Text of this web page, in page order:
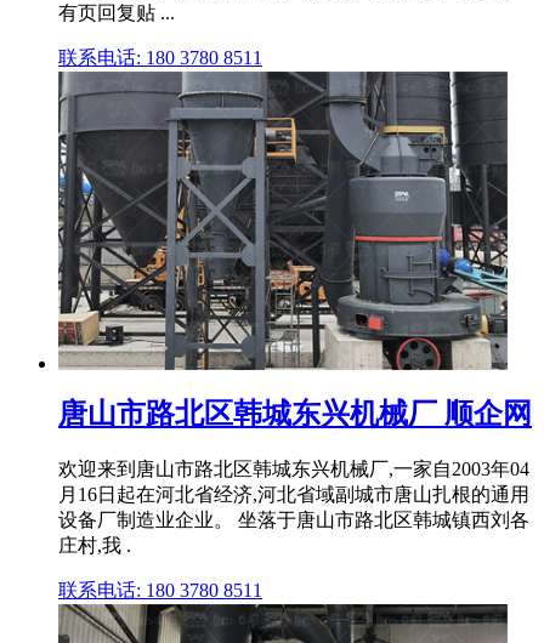
有页回复贴 ...
联系电话: 180 3780 8511
唐山市路北区韩城东兴机械厂 顺企网
欢迎来到唐山市路北区韩城东兴机械厂,一家自2003年04
月16日起在河北省经济,河北省域副城市唐山扎根的通用
设备厂制造业企业。 坐落于唐山市路北区韩城镇西刘各
庄村,我 .
联系电话: 180 3780 8511